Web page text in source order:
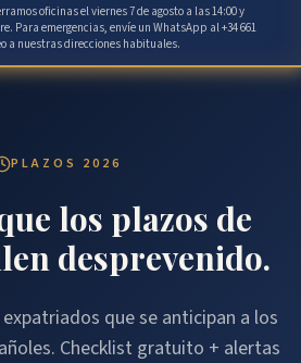
oficinas el viernes 7 de agosto a las 14:00 y
Para emergencias, envíe un WhatsApp al +34 661
a nuestras direcciones habituales.
PLAZOS 2026
los plazos de
desprevenido.
que se anticipan a los
Checklist gratuito + alertas